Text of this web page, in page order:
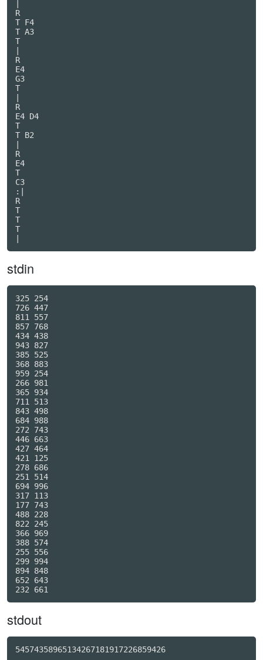
R
T F4
T A3
T
R
E4
G3
T
R
E4 D4
T
T B2
R
E4
T
C3
:|
R
T
T
T
stdin
325 254
726 447
811 557
857 768
434 438
943 827
385 525
368 883
959 254
266 981
365 934
711 513
843 498
684 988
272 743
446 663
427 464
421 125
278 686
251 514
694 996
317 113
177 743
488 228
822 245
366 969
388 574
255 556
299 994
894 848
652 643
stdout
54574358965134267181917226859426